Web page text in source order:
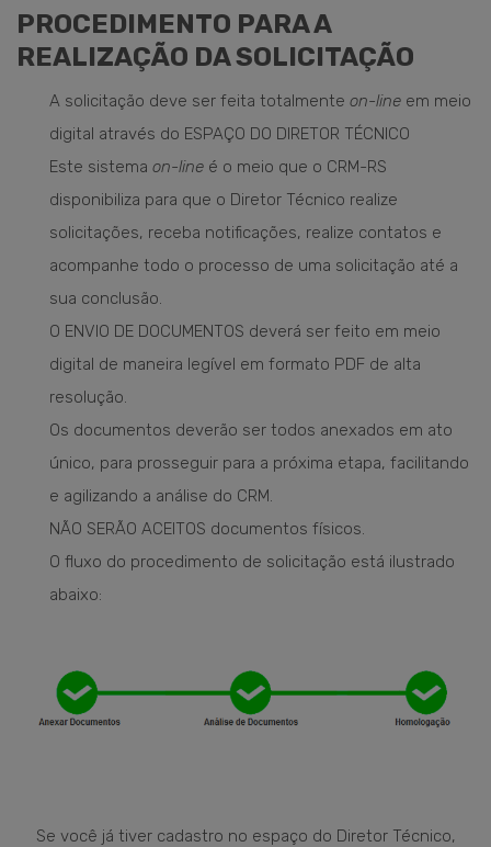
PROCEDIMENTO PARA A
REALIZAÇÃO DA SOLICITAÇÃO
A solicitação deve ser feita totalmente on-line em meio
digital através do ESPAÇO DO DIRETOR TÉCNICO
Este sistema on-line é o meio que o CRM-RS
disponibiliza para que o Diretor Técnico realize
solicitações, receba notificações, realize contatos e
acompanhe todo o processo de uma solicitação até a
sua conclusão.
O ENVIO DE DOCUMENTOS deverá ser feito em meio
digital de maneira legível em formato PDF de alta
resolução.
Os documentos deverão ser todos anexados em ato
único, para prosseguir para a próxima etapa, facilitando
e agilizando a análise do CRM.
NÃO SERÃO ACEITOS documentos físicos.
O fluxo do procedimento de solicitação está ilustrado
abaixo:
Se você já tiver cadastro no espaço do Diretor Técnico,